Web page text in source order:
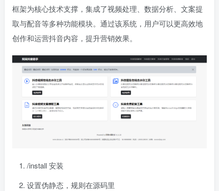
框架为核心技术支撑，集成了视频处理、数据分析、文案提
取与配音等多种功能模块。通过该系统，用户可以更高效地
创作和运营抖音内容，提升营销效果。
/install 安装
设置伪静态，规则在源码里